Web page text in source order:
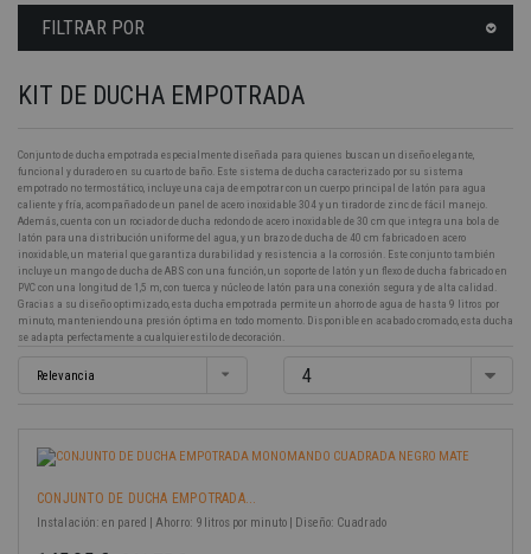
FILTRAR POR
KIT DE DUCHA EMPOTRADA
Conjunto de ducha empotrada especialmente diseñada para quienes buscan un diseño elegante,
funcional y duradero en su cuarto de baño. Este sistema de ducha caracterizado por su sistema
empotrado no termostático, incluye una caja de empotrar con un cuerpo principal de latón para agua
caliente y fría, acompañado de un panel de acero inoxidable 304 y un tirador de zinc de fácil manejo.
Además, cuenta con un rociador de ducha redondo de acero inoxidable de 30 cm que integra una bola de
latón para una distribución uniforme del agua, y un brazo de ducha de 40 cm fabricado en acero
inoxidable, un material que garantiza durabilidad y resistencia a la corrosión. Este conjunto también
incluye un mango de ducha de ABS con una función, un soporte de latón y un flexo de ducha fabricado en
PVC con una longitud de 1,5 m, con tuerca y núcleo de latón para una conexión segura y de alta calidad.
Gracias a su diseño optimizado, esta ducha empotrada permite un ahorro de agua de hasta 9 litros por
minuto, manteniendo una presión óptima en todo momento. Disponible en acabado cromado, esta ducha
se adapta perfectamente a cualquier estilo de decoración.
Relevancia 4
CONJUNTO DE DUCHA EMPOTRADA...
Instalación: en pared | Ahorro: 9 litros por minuto | Diseño: Cuadrado